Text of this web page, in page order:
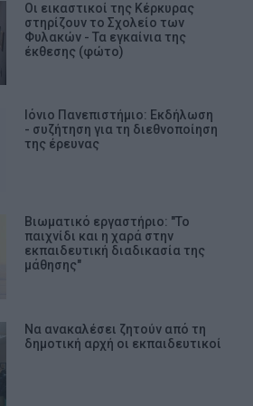
Οι εικαστικοί της Κέρκυρας
στηρίζουν το Σχολείο των
Φυλακών - Τα εγκαίνια της
έκθεσης (φώτο)
Ιόνιο Πανεπιστήμιο: Εκδήλωση
- συζήτηση για τη διεθνοποίηση
της έρευνας
Βιωματικό εργαστήριο: "Το
παιχνίδι και η χαρά στην
εκπαιδευτική διαδικασία της
μάθησης"
Να ανακαλέσει ζητούν από τη
δημοτική αρχή οι εκπαιδευτικοί